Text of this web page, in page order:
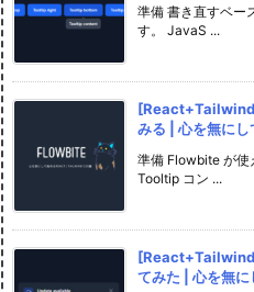
準備 書き直すベー
す。 JavaS ...
みる | 心を無に
準備 Flowbite が使
Tooltip コン ...
てみた | 心を無